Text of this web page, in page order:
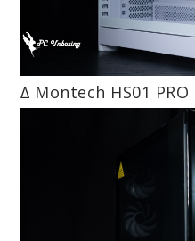
∆ Montech HS01 PRO